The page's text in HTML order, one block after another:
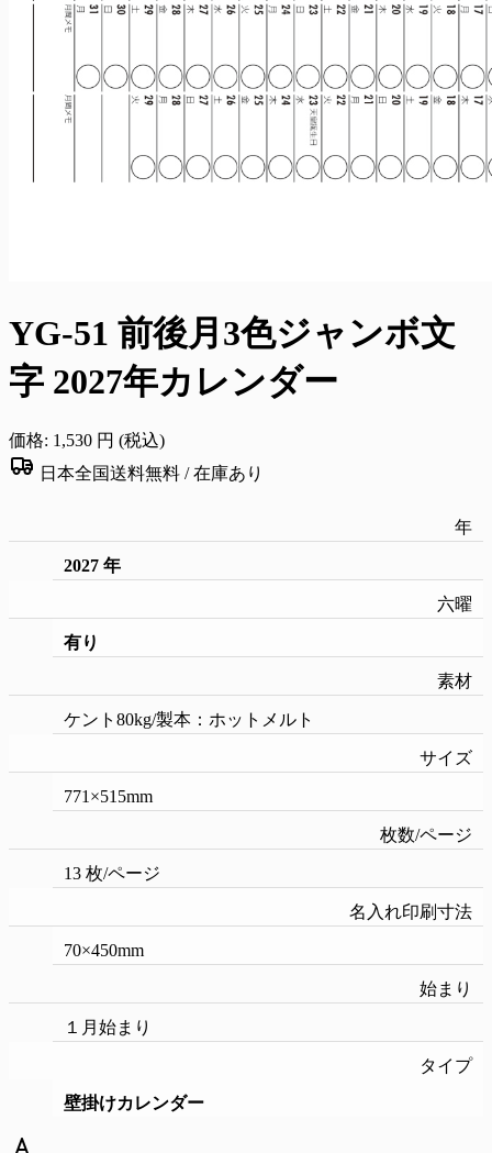
YG-51 前後月3色ジャンボ文
字 2027年カレンダー
価格: 1,530 円 (税込)
日本全国送料無料 /在庫あり
年
2027 年
六曜
有り
素材
ケント80kg/製本：ホットメルト
サイズ
771×515mm
枚数/ページ
13 枚/ページ
名入れ印刷寸法
70×450mm
始まり
１月始まり
タイプ
壁掛けカレンダー